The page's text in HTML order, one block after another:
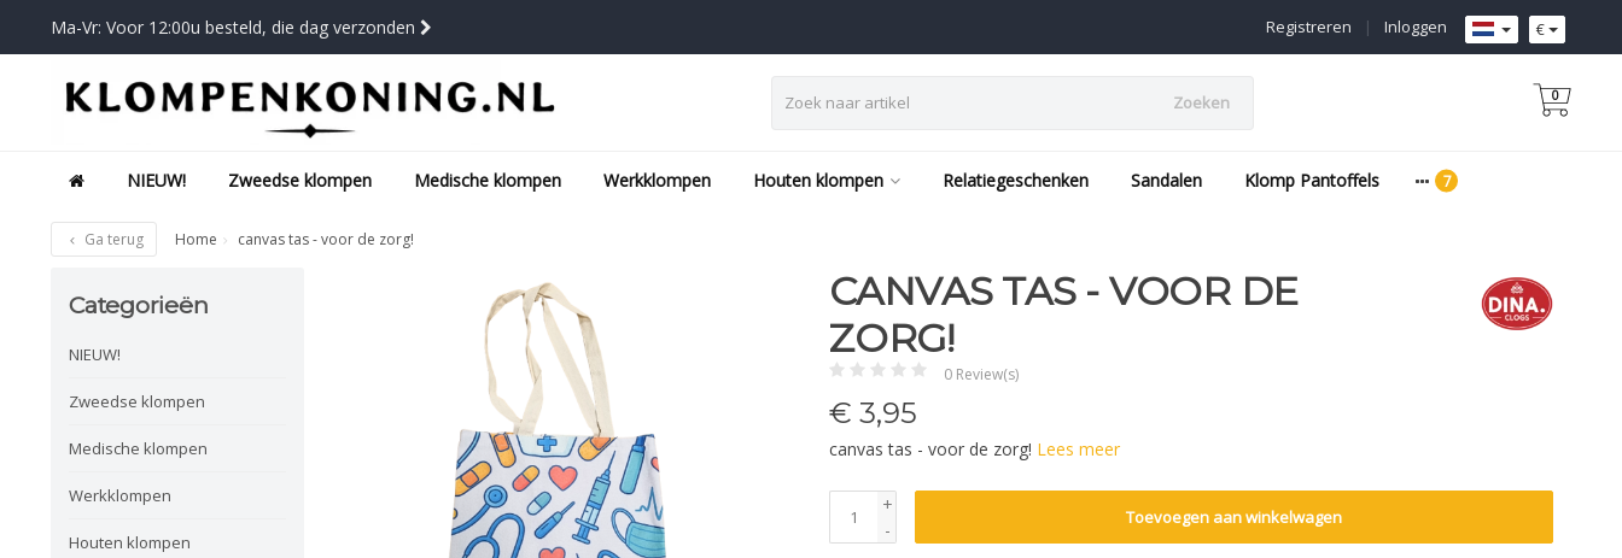
Ma-Vr: Voor 12:00u besteld, die dag verzonden €
Inloggen
|
Registreren
Zoeken 0
NIEUW! Zweedse klompen Medische klompen Werkklompen Houten klompen Relatiegeschenken Sandalen Klomp Pantoffels
Ga terug Home canvas tas - voor de zorg!
Categorieën
NIEUW!
Zweedse klompen
Medische klompen
Werkklompen
Houten klompen
CANVAS TAS - VOOR DE
ZORG!
0 Review(s)
€ 3,95
canvas tas - voor de zorg! Lees meer
+
-
Toevoegen aan winkelwagen